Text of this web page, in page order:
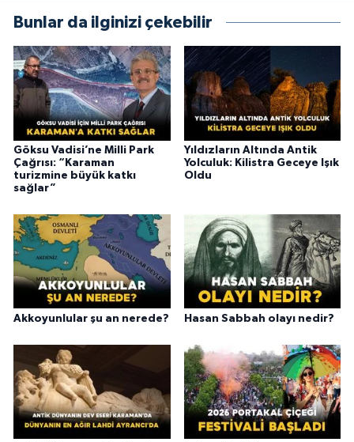
Bunlar da ilginizi çekebilir
Göksu Vadisi’ne Milli Park
Çağrısı: “Karaman
turizmine büyük katkı
sağlar”
Yıldızların Altında Antik
Yolculuk: Kilistra Geceye Işık
Oldu
Akkoyunlular şu an nerede? Hasan Sabbah olayı nedir?